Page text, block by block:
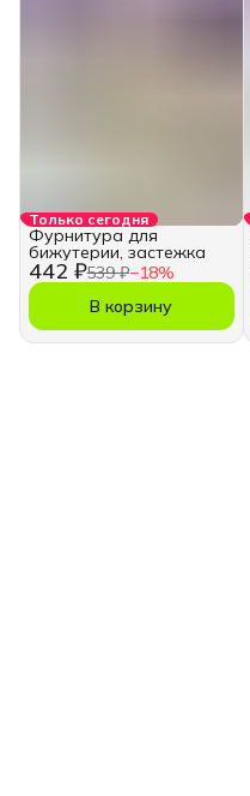
Только сегодня
442 ₽539 ₽−18%
Фурнитура для
бижутерии, застежка
В корзину